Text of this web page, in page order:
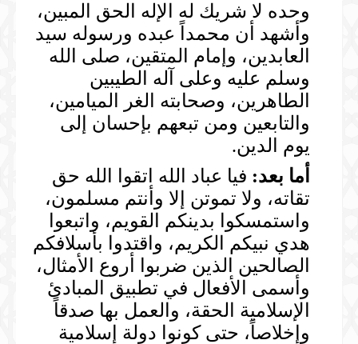
وحده لا شريك له الإله الحق المبين،
وأشهد أن محمداً عبده ورسوله سيد
العابدين، وإمام المتقين، صلى الله
وسلم عليه وعلى آله الطيبين
الطاهرين، وصحابته الغر الميامين،
والتابعين ومن تبعهم بإحسان إلى
يوم الدين.
أما بعد: فيا عباد الله اتقوا الله حق
تقاته، ولا تموتن إلا وأنتم مسلمون،
واستمسكوا بدينكم القويم، واتبعوا
هدي نبيكم الكريم، واقتدوا بأسلافكم
الصالحين الذين ضربوا أروع الأمثال،
وأسمى الأفعال في تطبيق المبادئ
الإسلامية الحقة، والعمل بها صدقاً
وإخلاصاً، حتى كونوا دولة إسلامية